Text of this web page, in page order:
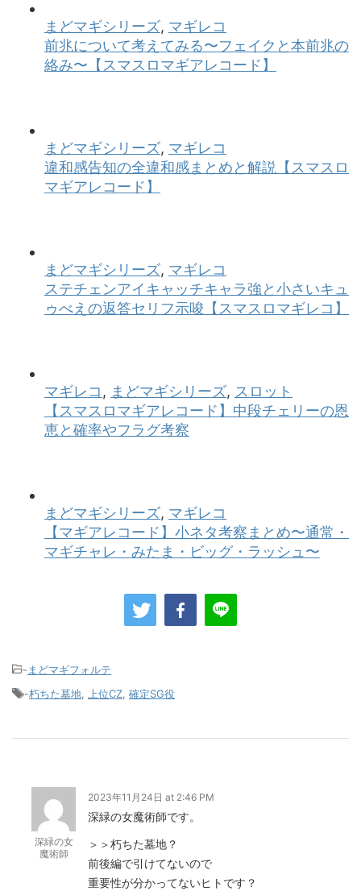
- まどマギフォルテ
-朽ちた墓地 上位CZ 確定SG役
深緑の女
魔術師
2023年11月24日 at 2:46 PM
深緑の女魔術師です。
＞＞朽ちた墓地？
前後編で引けてないので
重要性が分かってないヒトです？